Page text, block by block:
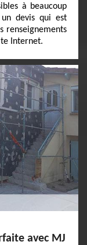
à beaucoup
devis qui est
renseignements
Internet.
avec MJ